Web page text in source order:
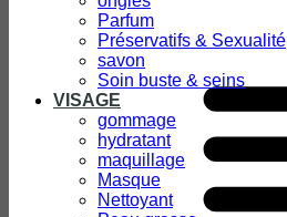
Parfum
Préservatifs & Sexualité
savon
Soin buste & seins
VISAGE
gommage
hydratant
maquillage
Masque
Nettoyant